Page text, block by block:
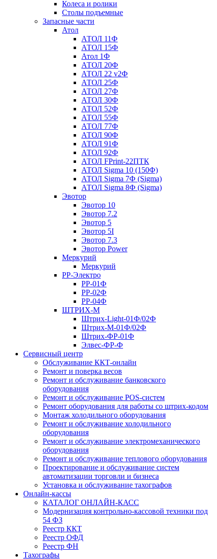
Колеса и ролики
Столы подъемные
Запасные части
Атол
АТОЛ 11Ф
АТОЛ 15Ф
Атол 1Ф
АТОЛ 20Ф
АТОЛ 22 v2Ф
АТОЛ 25Ф
АТОЛ 27Ф
АТОЛ 30Ф
АТОЛ 52Ф
АТОЛ 55Ф
АТОЛ 77Ф
АТОЛ 90Ф
АТОЛ 91Ф
АТОЛ 92Ф
АТОЛ FPrint-22ПТК
АТОЛ Sigma 10 (150Ф)
АТОЛ Sigma 7Ф (Sigma)
АТОЛ Sigma 8Ф (Sigma)
Эвотор
Эвотор 10
Эвотор 7.2
Эвотор 5
Эвотор 5I
Эвотор 7.3
Эвотор Power
Меркурий
Меркурий
РР-Электро
РР-01Ф
РР-02Ф
РР-04Ф
ШТРИХ-М
Штрих-Light-01Ф/02Ф
Штрих-М-01Ф/02Ф
Штрих-ФР-01Ф
Элвес-ФР-Ф
Сервисный центр
Обслуживание ККТ-онлайн
Ремонт и поверка весов
Ремонт и обслуживание банковского
оборудования
Ремонт и обслуживание POS-систем
Ремонт оборудования для работы со штрих-кодом
Монтаж холодильного оборудования
Ремонт и обслуживание холодильного
оборудования
Ремонт и обслуживание электромеханического
оборудования
Ремонт и обслуживание теплового оборудования
Проектирование и обслуживание систем
автоматизации торговли и бизнеса
Установка и обслуживание тахографов
Онлайн-кассы
КАТАЛОГ ОНЛАЙН-КАСС
Модернизация контрольно-кассовой техники под
54 ФЗ
Реестр ККТ
Реестр ОФД
Реестр ФН
Тахографы